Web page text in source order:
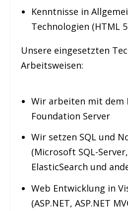
Kenntnisse in
Technologien (HTML
Unsere eingesetzten
Arbeitsweisen:
Wir arbeiten mit dem
Foundation Server
Wir setzen SQL und
(Microsoft SQL-
ElasticSearch und
Web Entwicklung in
(ASP.NET, ASP.NET